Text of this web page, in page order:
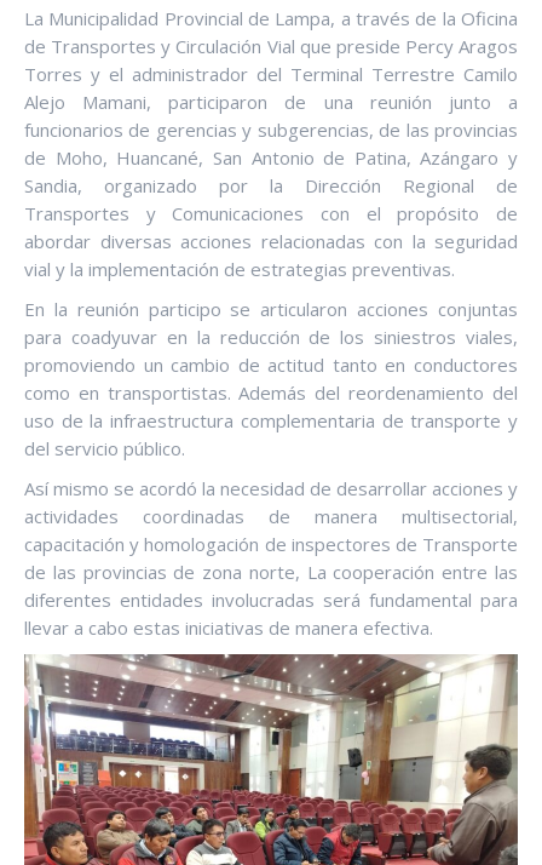
La Municipalidad Provincial de Lampa, a través de la Oficina
de Transportes y Circulación Vial que preside Percy Aragos
Torres y el administrador del Terminal Terrestre Camilo
Alejo Mamani, participaron de una reunión junto a
funcionarios de gerencias y subgerencias, de las provincias
de Moho, Huancané, San Antonio de Patina, Azángaro y
Sandia, organizado por la Dirección Regional de
Transportes y Comunicaciones con el propósito de
abordar diversas acciones relacionadas con la seguridad
vial y la implementación de estrategias preventivas.
En la reunión participo se articularon acciones conjuntas
para coadyuvar en la reducción de los siniestros viales,
promoviendo un cambio de actitud tanto en conductores
como en transportistas. Además del reordenamiento del
uso de la infraestructura complementaria de transporte y
del servicio público.
Así mismo se acordó la necesidad de desarrollar acciones y
actividades coordinadas de manera multisectorial,
capacitación y homologación de inspectores de Transporte
de las provincias de zona norte, La cooperación entre las
diferentes entidades involucradas será fundamental para
llevar a cabo estas iniciativas de manera efectiva.